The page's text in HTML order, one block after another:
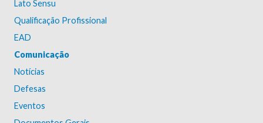
Lato Sensu
Qualificação Profissional
EAD
Comunicação
Notícias
Defesas
Eventos